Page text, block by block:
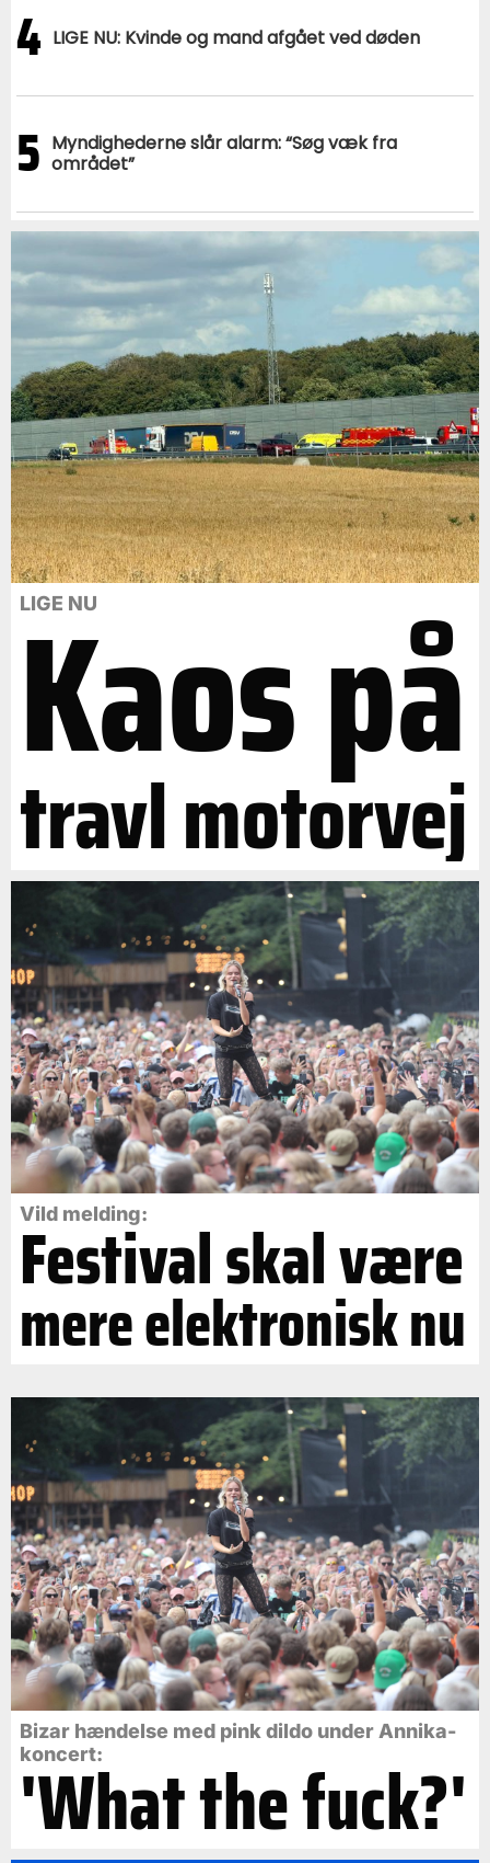
4 LIGE NU: Kvinde og mand afgået ved døden
5 Myndighederne slår alarm: “Søg væk fra
området”
LIGE NU
Kaos på
travl motorvej
Vild melding:
Festival skal være
mere elektronisk nu
Bizar hændelse med pink dildo under Annika-
koncert:
'What the fuck?'